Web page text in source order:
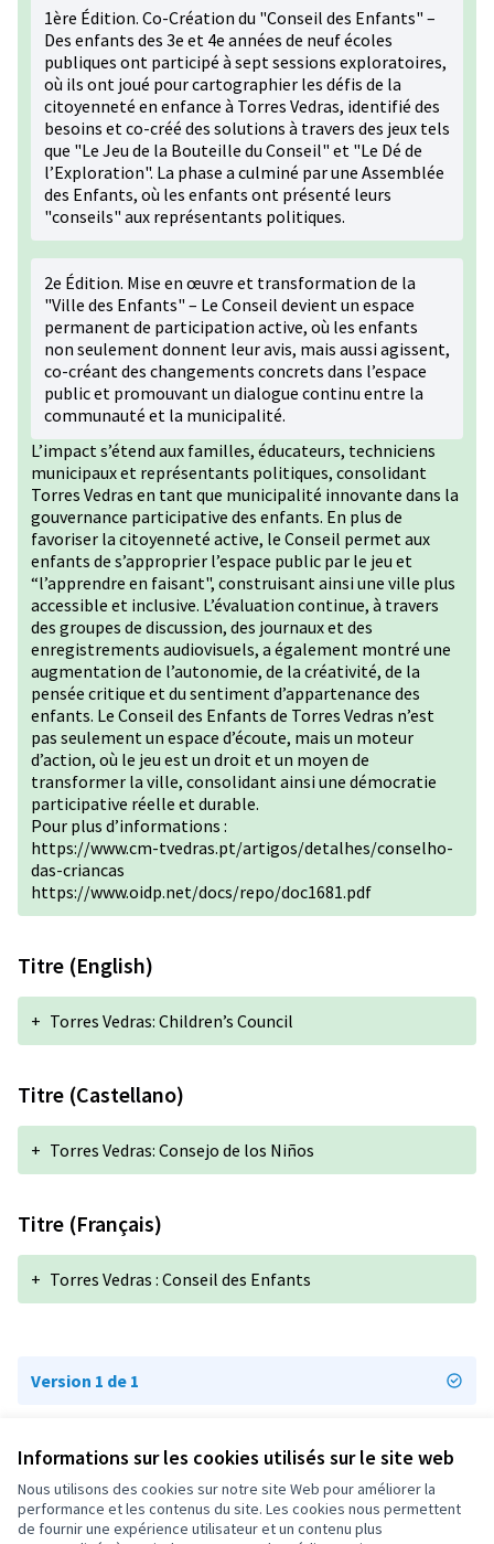
Informations sur les cookies utilisés sur le site web
Nous utilisons des cookies sur notre site Web pour améliorer la
performance et les contenus du site. Les cookies nous permettent
de fournir une expérience utilisateur et un contenu plus
1ère Édition. Co-Création du "Conseil des Enfants" –
Des enfants des 3e et 4e années de neuf écoles
publiques ont participé à sept sessions exploratoires,
où ils ont joué pour cartographier les défis de la
citoyenneté en enfance à Torres Vedras, identifié des
besoins et co-créé des solutions à travers des jeux tels
que "Le Jeu de la Bouteille du Conseil" et "Le Dé de
l’Exploration". La phase a culminé par une Assemblée
des Enfants, où les enfants ont présenté leurs
"conseils" aux représentants politiques.
2e Édition. Mise en œuvre et transformation de la
"Ville des Enfants" – Le Conseil devient un espace
permanent de participation active, où les enfants
non seulement donnent leur avis, mais aussi agissent,
co-créant des changements concrets dans l’espace
public et promouvant un dialogue continu entre la
communauté et la municipalité.
L’impact s’étend aux familles, éducateurs, techniciens
municipaux et représentants politiques, consolidant
Torres Vedras en tant que municipalité innovante dans la
gouvernance participative des enfants. En plus de
favoriser la citoyenneté active, le Conseil permet aux
enfants de s’approprier l’espace public par le jeu et
“l’apprendre en faisant", construisant ainsi une ville plus
accessible et inclusive. L’évaluation continue, à travers
des groupes de discussion, des journaux et des
enregistrements audiovisuels, a également montré une
augmentation de l’autonomie, de la créativité, de la
pensée critique et du sentiment d’appartenance des
enfants. Le Conseil des Enfants de Torres Vedras n’est
pas seulement un espace d’écoute, mais un moteur
d’action, où le jeu est un droit et un moyen de
transformer la ville, consolidant ainsi une démocratie
participative réelle et durable.
Pour plus d’informations :
https://www.cm-tvedras.pt/artigos/detalhes/conselho-
das-criancas
https://www.oidp.net/docs/repo/doc1681.pdf
Titre (English)
+ Torres Vedras: Children’s Council
Titre (Castellano)
+ Torres Vedras: Consejo de los Niños
Titre (Français)
+ Torres Vedras : Conseil des Enfants
Version 1 de 1
Conditions d'utilisation
Paramètres des cookies
OIDP sur X
(Lien externe)
OIDP sur Facebook
(Lien externe)
OIDP sur YouTube
(Lien externe)